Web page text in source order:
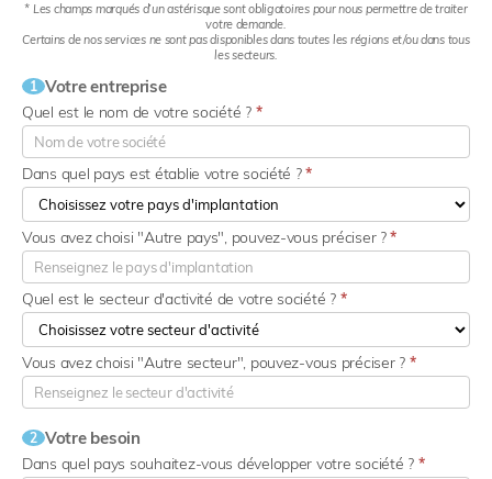
* Les champs marqués d’un astérisque sont obligatoires pour nous permettre de traiter
votre demande.
Certains de nos services ne sont pas disponibles dans toutes les régions et/ou dans tous
les secteurs.
1 Votre entreprise
Quel est le nom de votre société ? *
Dans quel pays est établie votre société ?*
Quel est le secteur d'activité de votre société ? *
Vous avez choisi "Autre pays", pouvez-vous préciser ?*
Vous avez choisi "Autre secteur", pouvez-vous préciser ? *
2 Votre besoin
Dans quel pays souhaitez-vous développer votre société ? *